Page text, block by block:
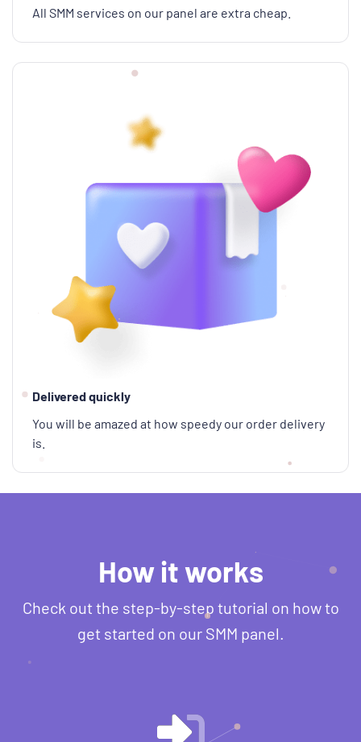
All SMM services on our panel are extra cheap.
Delivered quickly
You will be amazed at how speedy our order delivery
is.
How it works
Check out the step-by-step tutorial on how to
get started on our SMM panel.